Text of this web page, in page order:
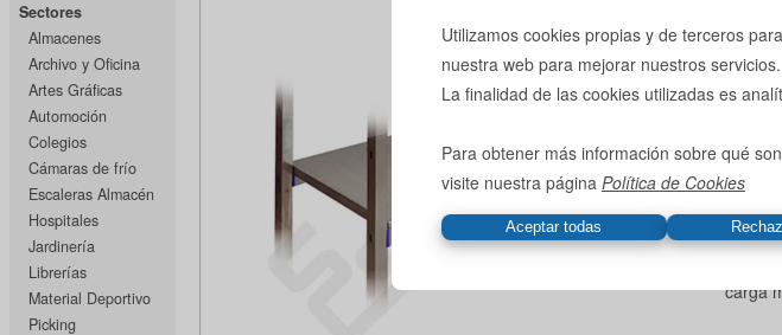
Sectores
Almacenes
Archivo y Oficina
Artes Gráficas
Automoción
Colegios
Cámaras de frío
Escaleras Almacén
Hospitales
Jardinería
Librerías
Material Deportivo
Picking
Los
carga
Utilizamos cookies propias y de terceros
nuestra web para mejorar nuestros servicios.
La finalidad de las cookies utilizadas es
Para obtener más información sobre qué
visite nuestra página Política de Cookies